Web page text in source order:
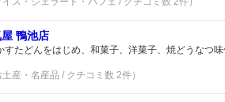
鴨池店
すたどんをはじめ、和菓子、洋菓子、焼どうなつ
土産・名産品 / クチコミ数 2件）